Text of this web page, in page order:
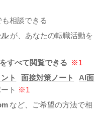
も相談できる
が、あなたの転職活動を
すべて閲覧できる ※1
ト 面接対策ノート
AI面
ト ※1
など、ご希望の方法で相